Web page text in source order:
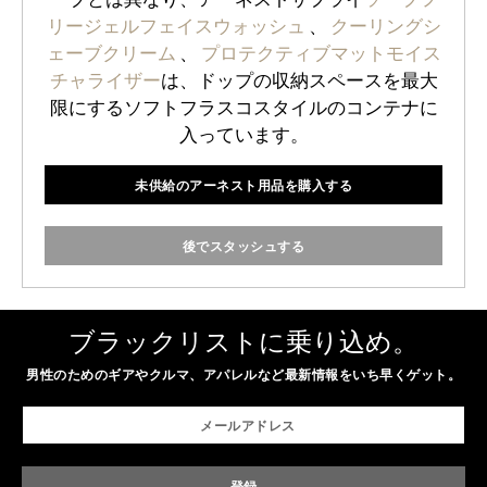
リージェルフェイスウォッシュ 、
クーリングシ
ェーブクリーム 、 プロテクティブマットモイス
チャライザーは、ドップの収納スペースを最大
限にするソフトフラスコスタイルのコンテナに
入っています。
未供給のアーネスト用品を購入する
後でスタッシュする
ブラックリストに乗り込め。
男性のためのギアやクルマ、アパレルなど最新情報をいち早くゲット。